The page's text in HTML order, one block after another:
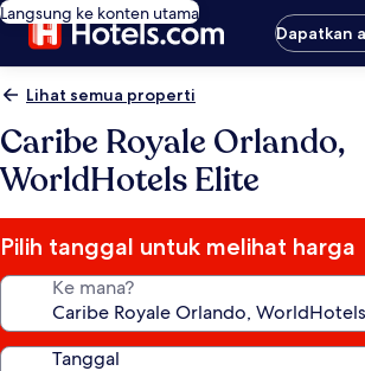
Langsung ke konten utama
Dapatkan
Lihat semua properti
Caribe Royale Orlando,
WorldHotels Elite
Pilih tanggal untuk melihat harga
Ke mana?
Tanggal